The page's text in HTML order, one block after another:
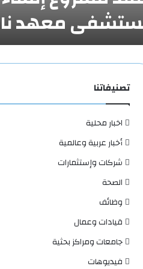
معهد
تصنيفاتنا
اخبار محلية
أخبار عربية وعالمية
شركات وإستثمارات
الصحة
وظائف
قيادات وعمال
جامعات ومراكز بحثية
فيديوهات